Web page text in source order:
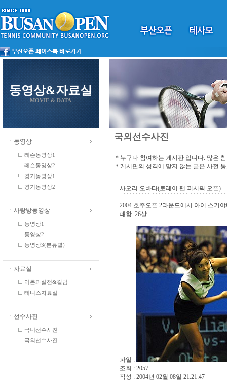
동영상&자료실
MOVIE & DATA
ㆍ동영상
레슨동영상1
레슨동영상2
경기동영상1
경기동영상2
ㆍ사랑방동영상
동영상1
동영상2
동영상3(분류별)
ㆍ자료실
이론과실전&칼럼
테니스자료실
ㆍ선수사진
국내선수사진
국외선수사진
국외선수사진
＊누구나 참여하는 게시판 입니다. 많은
＊게시판의 성격에 맞지 않는 글은 사전
사오리 오바타(토레이 팬 퍼시픽 오픈)
2004 호주오픈 2라운드에서 아이 스기
패함. 26살
파일 :
조회 : 2057
작성 : 2004년 02월 08일 21:21:47